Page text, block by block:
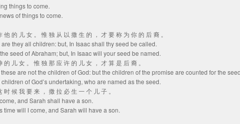
things to come.
of things to come.
的 儿 女 。 惟 独 从 以 撒 生 的 ， 才 要 称 为 你 的 后 裔 。
they all children: but, In Isaac shall thy seed be called.
seed of Abraham; but, In Isaac will your seed be named.
儿 女 。 惟 独 那 应 许 的 儿 女 ， 才 算 是 后 裔 。
are not the children of God: but the children of the promise are counted for the
of God’s undertaking, who are named as the seed.
候 我 要 来 ， 撒 拉 必 生 一 个 儿 子 。
and Sarah shall have a son.
time will I come, and Sarah will have a son.